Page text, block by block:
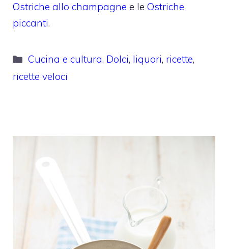
Ostriche allo champagne e le Ostriche
piccanti.
Categorie
Cucina e cultura, Dolci, liquori, ricette,
ricette veloci